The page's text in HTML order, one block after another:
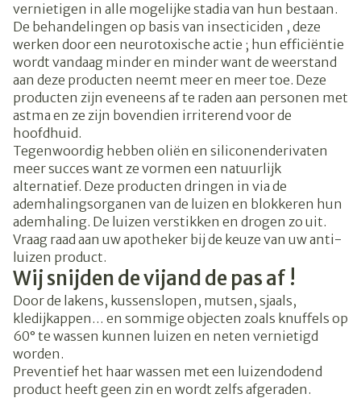
vernietigen in alle mogelijke stadia van hun bestaan.
De behandelingen op basis van insecticiden , deze
werken door een neurotoxische actie ; hun efficiëntie
wordt vandaag minder en minder want de weerstand
aan deze producten neemt meer en meer toe. Deze
producten zijn eveneens af te raden aan personen met
astma en ze zijn bovendien irriterend voor de
hoofdhuid.
Tegenwoordig hebben oliën en siliconenderivaten
meer succes want ze vormen een natuurlijk
alternatief. Deze producten dringen in via de
ademhalingsorganen van de luizen en blokkeren hun
ademhaling. De luizen verstikken en drogen zo uit.
Vraag raad aan uw apotheker bij de keuze van uw anti-
luizen product.
Wij snijden de vijand de pas af !
Door de lakens, kussenslopen, mutsen, sjaals,
kledijkappen… en sommige objecten zoals knuffels op
60° te wassen kunnen luizen en neten vernietigd
worden.
Preventief het haar wassen met een luizendodend
product heeft geen zin en wordt zelfs afgeraden.